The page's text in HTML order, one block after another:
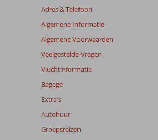
48
maanden
worden
meer
weergegeven
de
te
Adres & Telefoon
Algemene Informatie
Algemene Voorwaarden
Veelgestelde Vragen
Vluchtinformatie
Bagage
Extra's
Autohuur
Groepsreizen